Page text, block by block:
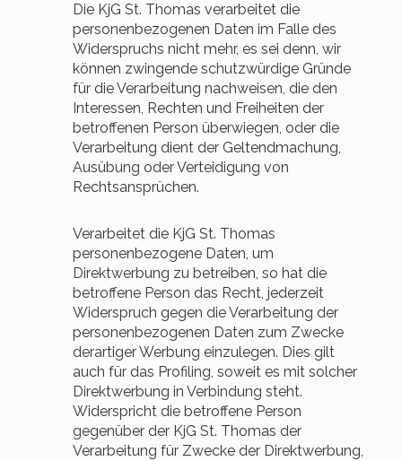
Die KjG St. Thomas verarbeitet die
personenbezogenen Daten im Falle des
Widerspruchs nicht mehr, es sei denn, wir
können zwingende schutzwürdige Gründe
für die Verarbeitung nachweisen, die den
Interessen, Rechten und Freiheiten der
betroffenen Person überwiegen, oder die
Verarbeitung dient der Geltendmachung,
Ausübung oder Verteidigung von
Rechtsansprüchen.
Verarbeitet die KjG St. Thomas
personenbezogene Daten, um
Direktwerbung zu betreiben, so hat die
betroffene Person das Recht, jederzeit
Widerspruch gegen die Verarbeitung der
personenbezogenen Daten zum Zwecke
derartiger Werbung einzulegen. Dies gilt
auch für das Profiling, soweit es mit solcher
Direktwerbung in Verbindung steht.
Widerspricht die betroffene Person
gegenüber der KjG St. Thomas der
Verarbeitung für Zwecke der Direktwerbung,